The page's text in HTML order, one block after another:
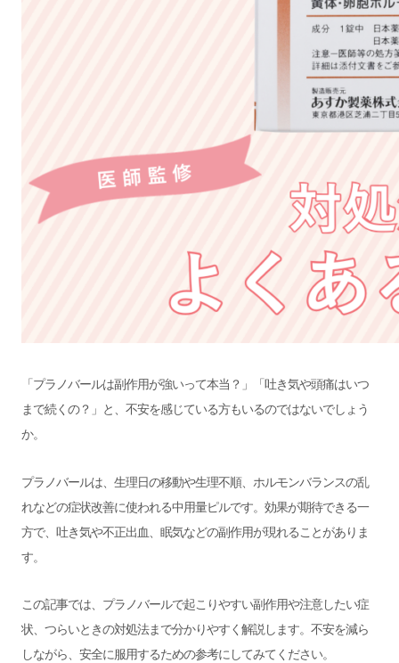
「プラノバールは副作用が強いって本当？」「吐き気や頭痛はいつ
まで続くの？」と、不安を感じている方もいるのではないでしょう
か。
プラノバールは、生理日の移動や生理不順、ホルモンバランスの乱
れなどの症状改善に使われる中用量ピルです。効果が期待できる一
方で、吐き気や不正出血、眠気などの副作用が現れることがありま
す。
この記事では、プラノバールで起こりやすい副作用や注意したい症
状、つらいときの対処法まで分かりやすく解説します。不安を減ら
しながら、安全に服用するための参考にしてみてください。